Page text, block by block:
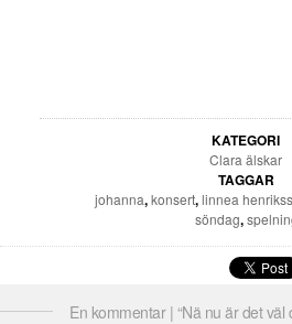
KATEGORI
Clara älskar
TAGGAR
johanna,konsert,linnea
söndag,
En kommentar | “Nä nu är det väl